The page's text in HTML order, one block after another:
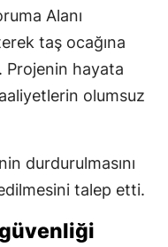
Alanı
taş ocağına
Projenin hayata
olumsuz
durdurulmasını
talep etti.
güvenliği